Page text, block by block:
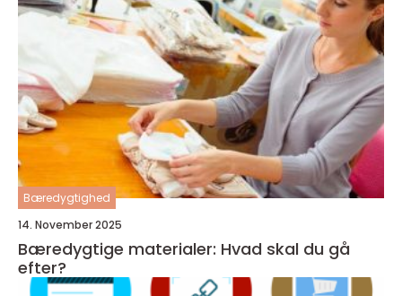
Bæredygtighed
14. November 2025
Bæredygtige materialer: Hvad skal du gå
efter?